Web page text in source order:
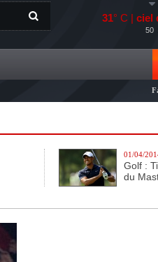
31° C | ciel
50
01/04/
Golf :
du